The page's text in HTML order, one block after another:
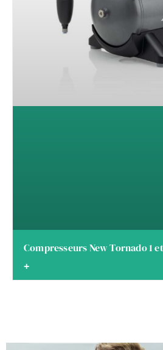
Compresseurs New Tornado 1
+